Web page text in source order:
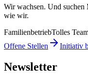
Wir wachsen. Und suchen
wie wir.
FamilienbetriebTolles
Offene Stellen
Initiativ
Newsletter